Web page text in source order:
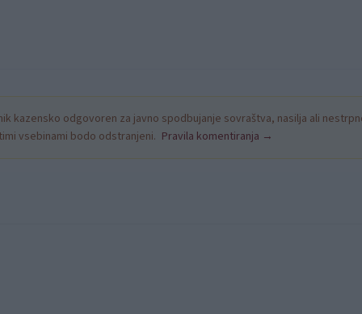
kazensko odgovoren za javno spodbujanje sovraštva, nasilja ali
vsebinami bodo odstranjeni. Pravila komentiranja →